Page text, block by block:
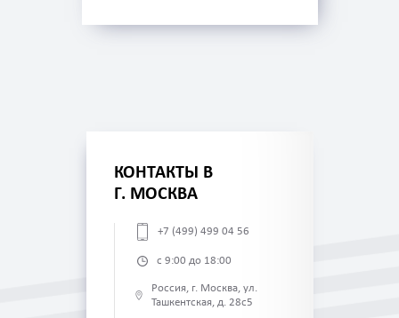
КОНТАКТЫ В
Г. МОСКВА
+7 (499) 499 04 56
с 9:00 до 18:00
Россия, г. Москва, ул.
Ташкентская, д. 28с5